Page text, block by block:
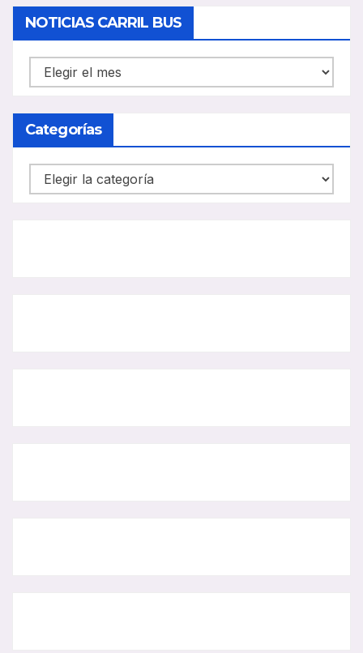
d
o
NOTICIAS CARRIL BUS
NOTICIAS
CARRIL
BUS
Categorías
Categorías